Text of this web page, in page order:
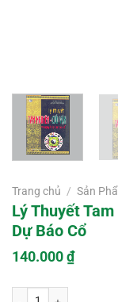
Trang chủ / Sản
Lý Thuyết
Dự Báo Cổ
140.000₫